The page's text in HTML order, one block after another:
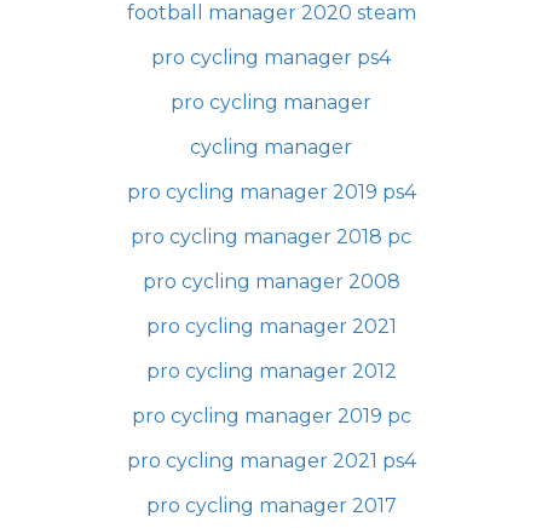
football manager 2020 steam
pro cycling manager ps4
pro cycling manager
cycling manager
pro cycling manager 2019 ps4
pro cycling manager 2018 pc
pro cycling manager 2008
pro cycling manager 2021
pro cycling manager 2012
pro cycling manager 2019 pc
pro cycling manager 2021 ps4
pro cycling manager 2017